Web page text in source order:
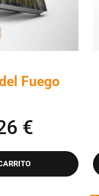
Fuego
precio
€ El